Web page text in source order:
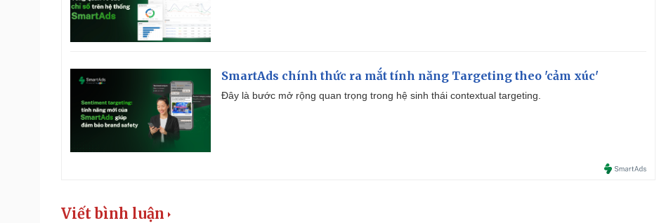
SmartAds chính thức ra mắt tính năng Targeting theo 'cảm xúc'
Đây là bước mở rộng quan trọng trong hệ sinh thái contextual targeting.
Viết bình luận